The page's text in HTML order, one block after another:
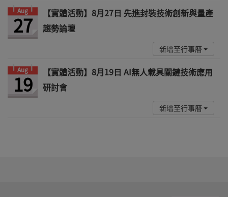
Aug
27
【實體活動】8月27日 先進封裝技術創新與量產
趨勢論壇
新增至行事曆
Aug
19
【實體活動】8月19日 AI無人載具關鍵技術應用
研討會
新增至行事曆